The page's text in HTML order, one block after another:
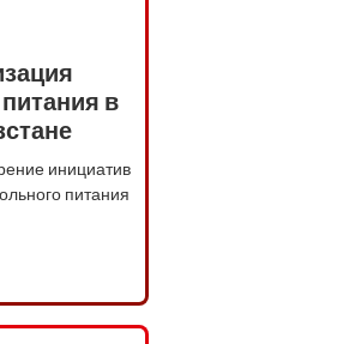
в
инициатив
питания